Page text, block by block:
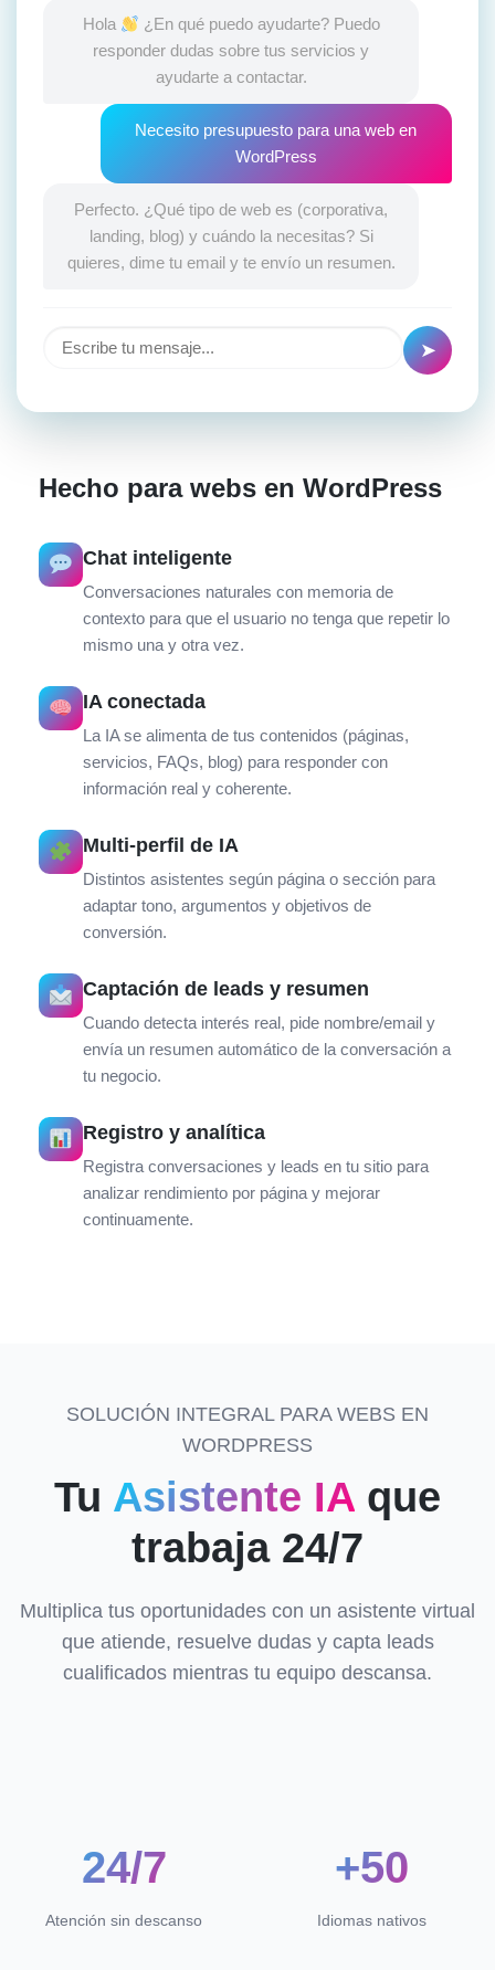
Hola
¿En qué puedo ayudarte? Puedo
responder dudas sobre tus servicios y
ayudarte a contactar.
Necesito presupuesto para una web en
WordPress
Perfecto. ¿Qué tipo de web es (corporativa,
landing, blog) y cuándo la necesitas? Si
quieres, dime tu email y te envío un resumen.
➤
Hecho para webs en WordPress
Chat inteligente
Conversaciones naturales con memoria de
contexto para que el usuario no tenga que repetir lo
mismo una y otra vez.
IA conectada
La IA se alimenta de tus contenidos (páginas,
servicios, FAQs, blog) para responder con
información real y coherente.
Multi-perfil de IA
Distintos asistentes según página o sección para
adaptar tono, argumentos y objetivos de
conversión.
Captación de leads y resumen
Cuando detecta interés real, pide nombre/email y
envía un resumen automático de la conversación a
tu negocio.
Registro y analítica
Registra conversaciones y leads en tu sitio para
analizar rendimiento por página y mejorar
continuamente.
SOLUCIÓN INTEGRAL PARA WEBS EN
WORDPRESS
Tu Asistente IA que
trabaja 24/7
Multiplica tus oportunidades con un asistente virtual
que atiende, resuelve dudas y capta leads
cualificados mientras tu equipo descansa.
24/7
Atención sin descanso
+50
Idiomas nativos